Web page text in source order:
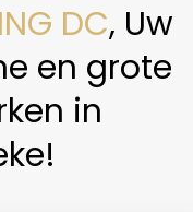
DC, Uw
en grote
in